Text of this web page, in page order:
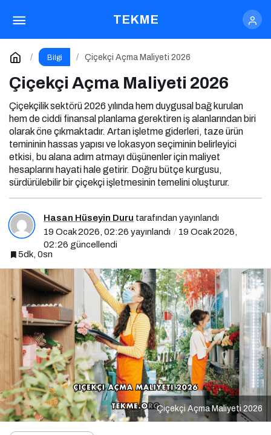
TEKME
Bilgi Çiçekçi Açma Maliyeti 2026
Çiçekçi Açma Maliyeti 2026
Çiçekçilik sektörü 2026 yılında hem duygusal bağ kurulan
hem de ciddi finansal planlama gerektiren iş alanlarından biri
olarak öne çıkmaktadır. Artan işletme giderleri, taze ürün
temininin hassas yapısı ve lokasyon seçiminin belirleyici
etkisi, bu alana adım atmayı düşünenler için maliyet
hesaplarını hayati hale getirir. Doğru bütçe kurgusu,
sürdürülebilir bir çiçekçi işletmesinin temelini oluşturur.
Hasan Hüseyin Duru tarafından yayınlandı
19 Ocak 2026, 02:26 yayınlandı
19 Ocak 2026,
02:26 güncellendi
5dk, 0sn
Çiçekçi Açma Maliyeti 2026
Çiçekçi Açma Maliyeti 2026
Yorum Yap